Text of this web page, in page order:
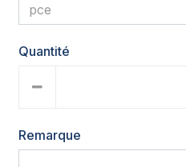
Quantité
Remarque